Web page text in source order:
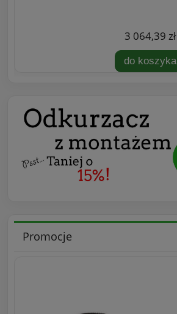
3 064,39 zł
do koszyka
Promocje